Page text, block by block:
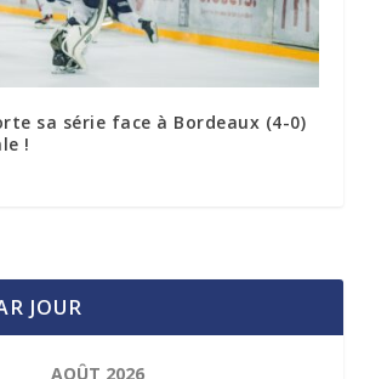
sa série face à Bordeaux (4-0)
!
JOUR
AOÛT 2026